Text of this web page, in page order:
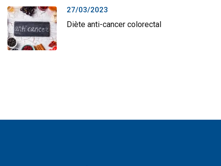
27/03/2023
Diète anti-cancer colorectal